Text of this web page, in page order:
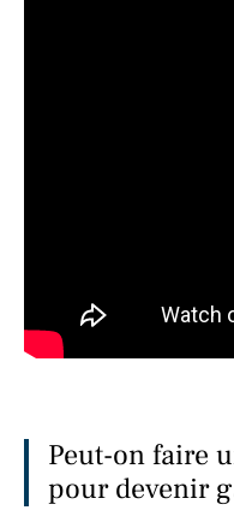
Peut-on faire
pour devenir